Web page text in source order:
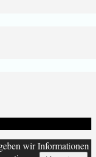
wir Informationen